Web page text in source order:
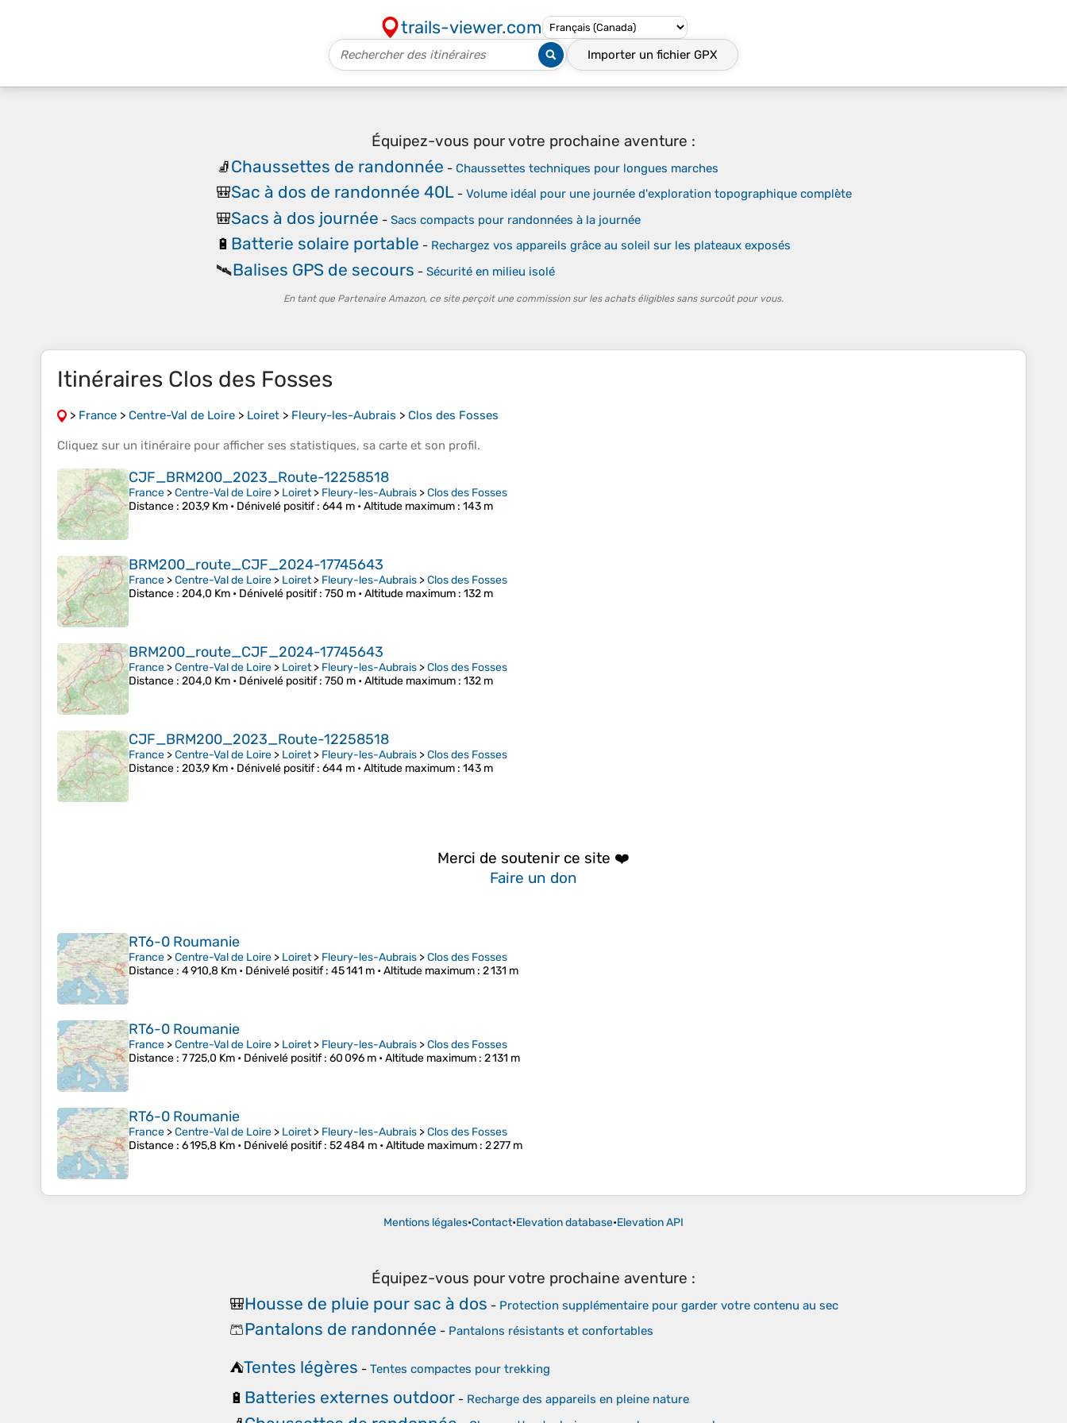
trails-viewer.com
Importer un fichier GPX
Équipez-vous pour votre prochaine aventure :
🧦Chaussettes de randonnée - Chaussettes techniques pour longues marches
🎒Sac à dos de randonnée 40L- Volume idéal pour une journée d'exploration topographique complète
🎒Sacs à dos journée - Sacs compacts pour randonnées à la journée
🔋 Batterie solaire portable - Rechargez vos appareils grâce au soleil sur les plateaux exposés
🛰️Balises GPS de secours - Sécurité en milieu isolé
En tant que Partenaire Amazon, ce site perçoit une commission sur les achats éligibles sans surcoût pour vous.
Itinéraires Clos des Fosses
> France > Centre-Val de Loire > Loiret > Fleury-les-Aubrais > Clos des Fosses
Cliquez sur un itinéraire pour afficher ses statistiques, sa carte et son profil.
CJF_BRM200_2023_Route-12258518
France >Centre-Val de Loire > Loiret> Fleury-les-Aubrais >Clos des Fosses
Distance : 203,9 Km • Dénivelé positif: 644 m •Altitude maximum : 143 m
BRM200_route_CJF_2024-17745643
France >Centre-Val de Loire > Loiret> Fleury-les-Aubrais >Clos des Fosses
Distance : 204,0 Km • Dénivelé positif: 750 m •Altitude maximum : 132 m
BRM200_route_CJF_2024-17745643
France >Centre-Val de Loire > Loiret> Fleury-les-Aubrais >Clos des Fosses
Distance : 204,0 Km • Dénivelé positif: 750 m •Altitude maximum : 132 m
CJF_BRM200_2023_Route-12258518
France >Centre-Val de Loire > Loiret> Fleury-les-Aubrais >Clos des Fosses
Distance : 203,9 Km • Dénivelé positif: 644 m •Altitude maximum : 143 m
Merci de soutenir ce site ❤️
Faire un don
RT6-0 Roumanie
France >Centre-Val de Loire > Loiret> Fleury-les-Aubrais >Clos des Fosses
Distance : 4 910,8 Km • Dénivelé positif: 45 141 m •Altitude maximum : 2 131 m
RT6-0 Roumanie
France >Centre-Val de Loire > Loiret> Fleury-les-Aubrais >Clos des Fosses
Distance : 7 725,0 Km • Dénivelé positif: 60 096 m •Altitude maximum : 2 131 m
RT6-0 Roumanie
France >Centre-Val de Loire > Loiret> Fleury-les-Aubrais >Clos des Fosses
Distance : 6 195,8 Km • Dénivelé positif: 52 484 m •Altitude maximum : 2 277 m
Mentions légales•Contact•Elevation database•Elevation API
Équipez-vous pour votre prochaine aventure :
🎒Housse de pluie pour sac à dos - Protection supplémentaire pour garder votre contenu au sec
🩳Pantalons de randonnée - Pantalons résistants et confortables
⛺Tentes légères - Tentes compactes pour trekking
🔋 Batteries externes outdoor- Recharge des appareils en pleine nature